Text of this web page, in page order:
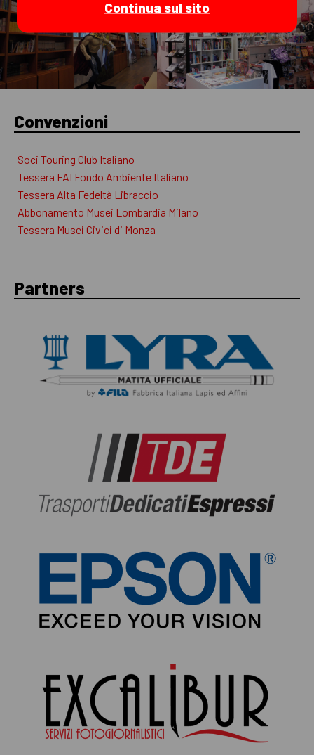
Convenzioni
Soci Touring Club Italiano
Tessera FAI Fondo Ambiente Italiano
Tessera Alta Fedeltà Libraccio
Abbonamento Musei Lombardia Milano
Tessera Musei Civici di Monza
Partners
Continua sul sito